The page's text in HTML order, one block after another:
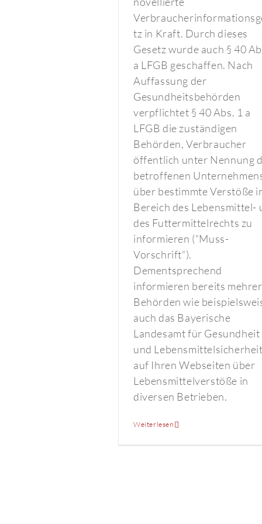
tz in Kraft. Durch dieses
Gesetz wurde auch § 40
a LFGB geschaffen. Nach
Auffassung der
Gesundheitsbehörden
verpflichtet § 40 Abs. 1 a
LFGB die zuständigen
Behörden, Verbraucher
öffentlich unter Nennung
betroffenen
über bestimmte Verstöße
Bereich des Lebensmittel-
des Futtermittelrechts zu
informieren (“Muss-
Vorschrift“).
Dementsprechend
informieren bereits
Behörden wie
auch das Bayerische
Landesamt für Gesundheit
und Lebensmittelsicherheit
auf Ihren Webseiten über
Lebensmittelverstöße in
diversen Betrieben.
Weiterlesen